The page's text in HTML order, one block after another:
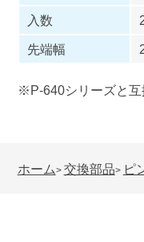
入数
先端幅
※P-640シリーズと互
ホーム> 交換部品> ピ